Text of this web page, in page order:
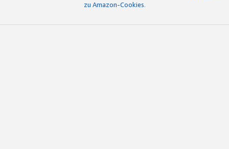
zu Amazon-Cookies.